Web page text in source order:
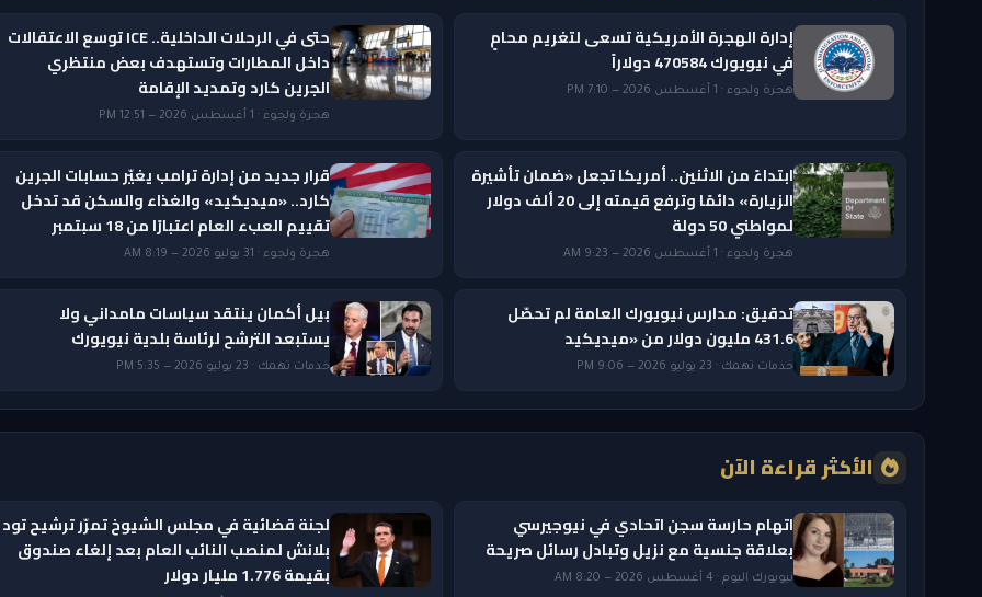
إدارة الهجرة الأمريكية تسعى لتغريم محامٍ
في نيويورك 470584 دولاراً
هجرة ولجوء · 1 أغسطس 2026 — 7:10 PM
حتى في الرحلات الداخلية.. ICE توسع الاعتقالات
داخل المطارات وتستهدف بعض منتظري
الجرين كارد وتمديد الإقامة
هجرة ولجوء · 1 أغسطس 2026 — 12:51 PM
ابتداءً من الاثنين.. أمريكا تجعل «ضمان تأشيرة
الزيارة» دائمًا وترفع قيمته إلى 20 ألف دولار
لمواطني 50 دولة
هجرة ولجوء · 1 أغسطس 2026 — 9:23 AM
قرار جديد من إدارة ترامب يغيّر حسابات الجرين
كارد.. «ميديكيد» والغذاء والسكن قد تدخل
تقييم العبء العام اعتبارًا من 18 سبتمبر
هجرة ولجوء · 31 يوليو 2026 — 8:19 AM
تدقيق: مدارس نيويورك العامة لم تحصّل
431.6 مليون دولار من «ميديكيد
خدمات تهمك · 23 يوليو 2026 — 9:06 PM
بيل أكمان ينتقد سياسات مامداني ولا
يستبعد الترشح لرئاسة بلدية نيويورك
خدمات تهمك · 23 يوليو 2026 — 5:35 PM
الأكثر قراءة الآن
اتهام حارسة سجن اتحادي في نيوجيرسي
بعلاقة جنسية مع نزيل وتبادل رسائل صريحة
نيويورك اليوم · 4 أغسطس 2026 — 8:20 AM
لجنة قضائية في مجلس الشيوخ تمرّر ترشيح تود
بلانش لمنصب النائب العام بعد إلغاء صندوق
بقيمة 1.776 مليار دولار